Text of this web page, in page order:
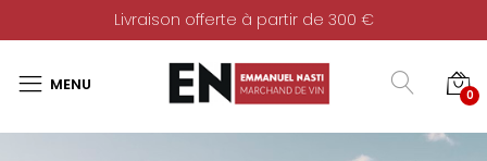
Livraison offerte à partir de 300 €
0